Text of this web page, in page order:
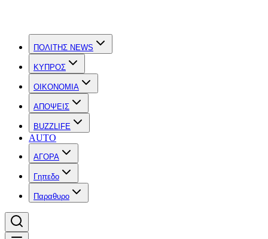
ΠΟΛΙΤΗΣ NEWS
ΚΥΠΡΟΣ
OIKONOMIA
ΑΠΟΨΕΙΣ
BUZZLIFE
AUTO
ΑΓΟΡΑ
Γηπεδο
Παραθυρο